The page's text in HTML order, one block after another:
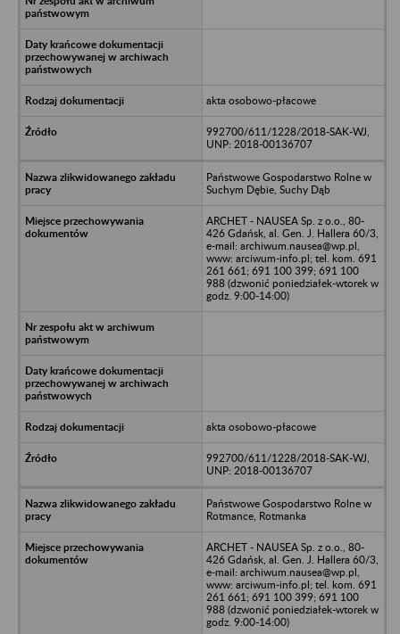
akta osobowo-płacowe
992700/611/1228/2018-SAK-WJ,
UNP: 2018-00136707
Państwowe Gospodarstwo Rolne w
Suchym Dębie, Suchy Dąb
ARCHET - NAUSEA Sp. z o.o., 80-
426 Gdańsk, al. Gen. J. Hallera 60/3,
e-mail: archiwum.nausea@wp.pl,
www: arciwum-info.pl; tel. kom. 691
261 661; 691 100 399; 691 100
988 (dzwonić poniedziałek-wtorek w
godz. 9:00-14:00)
akta osobowo-płacowe
992700/611/1228/2018-SAK-WJ,
UNP: 2018-00136707
Państwowe Gospodarstwo Rolne w
Rotmance, Rotmanka
ARCHET - NAUSEA Sp. z o.o., 80-
426 Gdańsk, al. Gen. J. Hallera 60/3,
e-mail: archiwum.nausea@wp.pl,
www: arciwum-info.pl; tel. kom. 691
261 661; 691 100 399; 691 100
988 (dzwonić poniedziałek-wtorek w
godz. 9:00-14:00)